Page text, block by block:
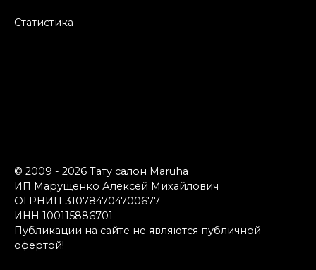
Статистика
© 2009 - 2026 Тату салон Maruha
ИП Марущенко Алексей Михайлович
ОГРНИП 310784704700677
ИНН 100115886701
Публикации на сайте не являются публичной
офертой!